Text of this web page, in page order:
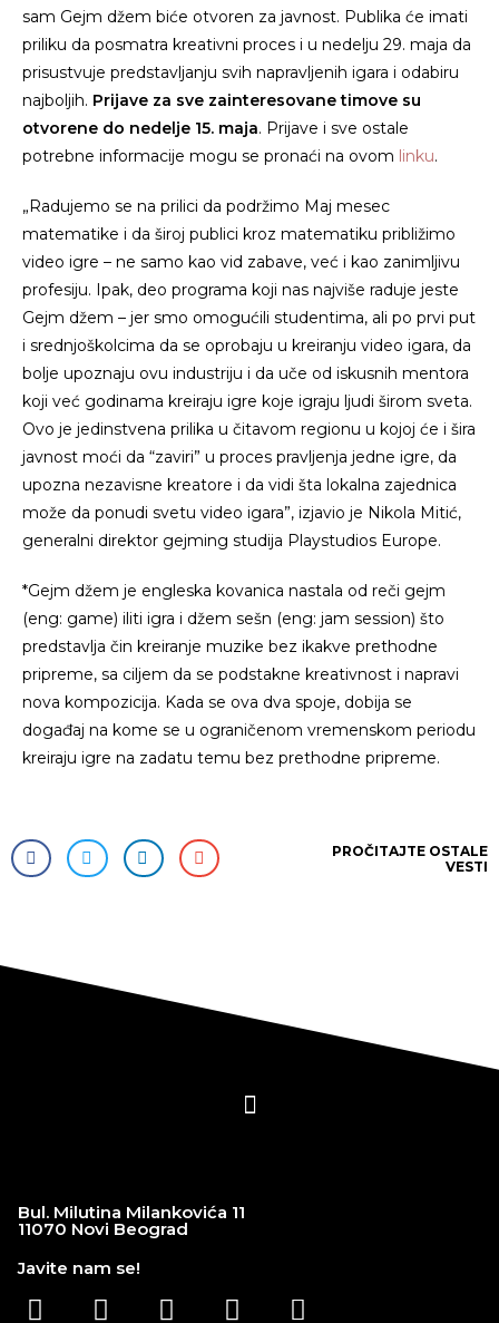
sam Gejm džem biće otvoren za javnost. Publika će imati
priliku da posmatra kreativni proces i u nedelju 29. maja da
prisustvuje predstavljanju svih napravljenih igara i odabiru
najboljih. Prijave za sve zainteresovane timove su
otvorene do nedelje 15. maja. Prijave i sve ostale
potrebne informacije mogu se pronaći na ovom linku.
„Radujemo se na prilici da podržimo Maj mesec
matematike i da široj publici kroz matematiku približimo
video igre – ne samo kao vid zabave, već i kao zanimljivu
profesiju. Ipak, deo programa koji nas najviše raduje jeste
Gejm džem – jer smo omogućili studentima, ali po prvi put
i srednjoškolcima da se oprobaju u kreiranju video igara, da
bolje upoznaju ovu industriju i da uče od iskusnih mentora
koji već godinama kreiraju igre koje igraju ljudi širom sveta.
Ovo je jedinstvena prilika u čitavom regionu u kojoj će i šira
javnost moći da “zaviri” u proces pravljenja jedne igre, da
upozna nezavisne kreatore i da vidi šta lokalna zajednica
može da ponudi svetu video igara”, izjavio je Nikola Mitić,
generalni direktor gejming studija Playstudios Europe.
*Gejm džem je engleska kovanica nastala od reči gejm
(eng: game) iliti igra i džem sešn (eng: jam session) što
predstavlja čin kreiranje muzike bez ikakve prethodne
pripreme, sa ciljem da se podstakne kreativnost i napravi
nova kompozicija. Kada se ova dva spoje, dobija se
događaj na kome se u ograničenom vremenskom periodu
kreiraju igre na zadatu temu bez prethodne pripreme.
PROČITAJTE OSTALE
VESTI
Bul. Milutina Milankovića 11
11070 Novi Beograd
Javite nam se!